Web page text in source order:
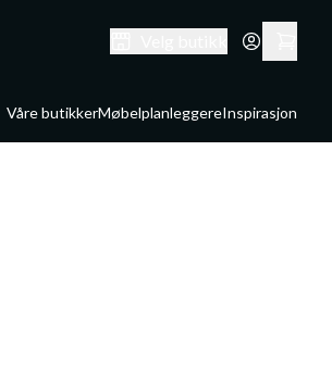
Våre butikkerMøbelplanleggereInspirasjon